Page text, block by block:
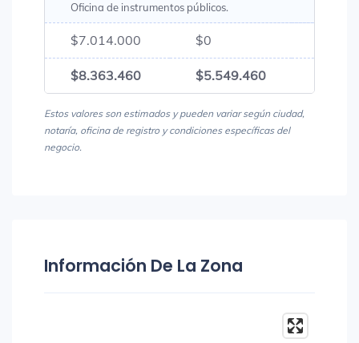
Oficina de instrumentos públicos.
$7.014.000 $0
$8.363.460 $5.549.460
Estos valores son estimados y pueden variar según ciudad,
notaría, oficina de registro y condiciones específicas del
negocio.
Información De La Zona